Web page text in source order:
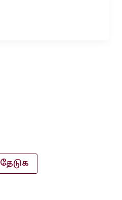
தேடுக